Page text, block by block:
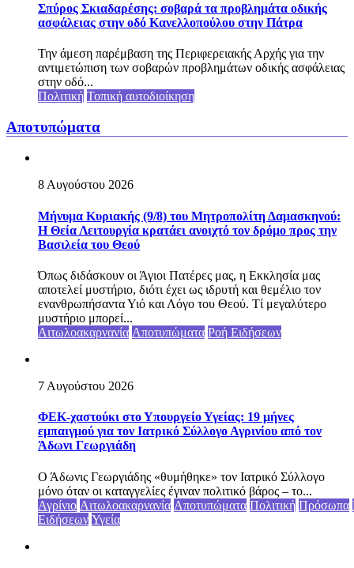
Σπύρος Σκιαδαρέσης: σοβαρά τα προβλημάτα οδικής
ασφάλειας στην οδό Κανελλοπούλου στην Πάτρα
Την άμεση παρέμβαση της Περιφερειακής Αρχής για την
αντιμετώπιση των σοβαρών προβλημάτων οδικής ασφάλειας
στην οδό...
Πολιτική Τοπική αυτοδιοίκηση
Αποτυπώματα
8 Αυγούστου 2026
Μήνυμα Κυριακής (9/8) του Μητροπολίτη Δαμασκηνού:
Η Θεία Λειτουργία κρατάει ανοιχτό τον δρόμο προς την
Βασιλεία του Θεού
Όπως διδάσκουν οι Άγιοι Πατέρες μας, η Εκκλησία μας
αποτελεί μυστήριο, διότι έχει ως ιδρυτή και θεμέλιο τον
ενανθρωπήσαντα Υιό και Λόγο του Θεού. Τί μεγαλύτερο
μυστήριο μπορεί...
Αιτωλοακαρνανία Αποτυπώματα Ροή Ειδήσεων
7 Αυγούστου 2026
ΦΕΚ-χαστούκι στο Υπουργείο Υγείας: 19 μήνες
εμπαιγμού για τον Ιατρικό Σύλλογο Αγρινίου από τον
Άδωνι Γεωργιάδη
Ο Άδωνις Γεωργιάδης «θυμήθηκε» τον Ιατρικό Σύλλογο
μόνο όταν οι καταγγελίες έγιναν πολιτικό βάρος – το...
Αγρίνιο Αιτωλοακαρνανία Αποτυπώματα Πολιτική Πρόσωπα
Ειδήσεων Υγεία